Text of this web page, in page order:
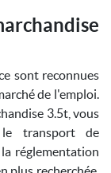
sont reconnues
de l'emploi.
3.5t, vous
transport de
réglementation